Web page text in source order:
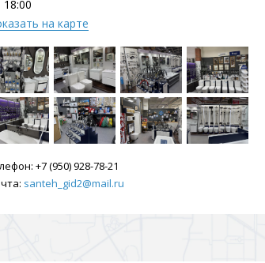
18:00
на карте
+7 (950) 928-78-21
santeh_gid2@mail.ru